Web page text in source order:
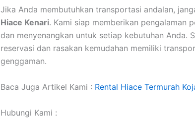
Jika Anda membutuhkan transportasi andalan,
Hiace Kenari. Kami siap memberikan pengalaman
dan menyenangkan untuk setiap kebutuhan Anda.
reservasi dan rasakan kemudahan memiliki
genggaman.
Baca Juga Artikel Kami : Rental Hiace Termurah
Hubungi Kami :